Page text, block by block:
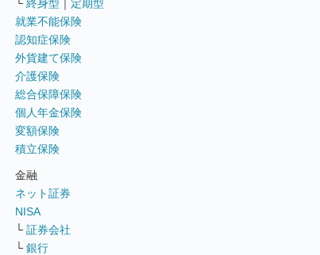
└ 終身型 ｜ 定期型
就業不能保険
認知症保険
外貨建て保険
介護保険
総合保障保険
個人年金保険
変額保険
積立保険
金融
ネット証券
NISA
└ 証券会社
└ 銀行